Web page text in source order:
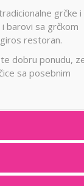
grčke i
barovi sa grčkom
restoran.
dobru ponudu,
sa posebnim